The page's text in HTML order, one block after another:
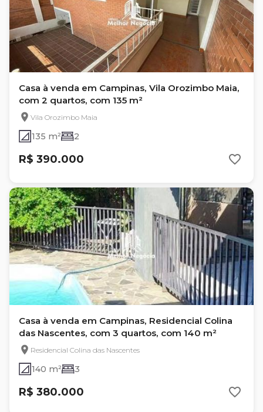
Casa à venda em Campinas, Vila Orozimbo Maia,
com 2 quartos, com 135 m²
Vila Orozimbo Maia
135 m² 2
R$ 390.000
Casa à venda em Campinas, Residencial Colina
das Nascentes, com 3 quartos, com 140 m²
Residencial Colina das Nascentes
140 m² 3
R$ 380.000